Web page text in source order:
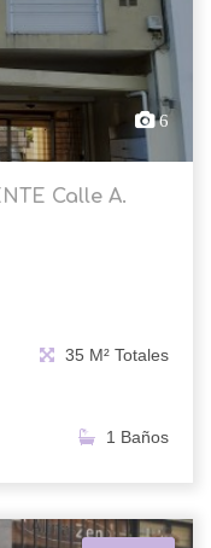
6
Calle A.
35 M² Totales
1 Baños